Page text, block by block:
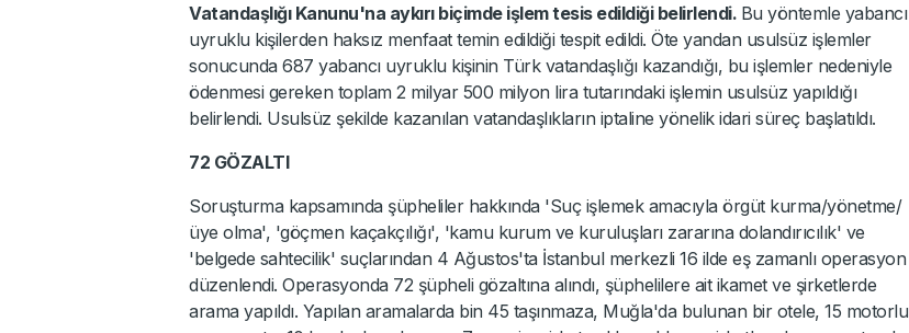
Vatandaşlığı Kanunu'na aykırı biçimde işlem tesis edildiği belirlendi. Bu yöntemle yabancı
uyruklu kişilerden haksız menfaat temin edildiği tespit edildi. Öte yandan usulsüz işlemler
sonucunda 687 yabancı uyruklu kişinin Türk vatandaşlığı kazandığı, bu işlemler nedeniyle
ödenmesi gereken toplam 2 milyar 500 milyon lira tutarındaki işlemin usulsüz yapıldığı
belirlendi. Usulsüz şekilde kazanılan vatandaşlıkların iptaline yönelik idari süreç başlatıldı.
72 GÖZALTI
Soruşturma kapsamında şüpheliler hakkında 'Suç işlemek amacıyla örgüt kurma/yönetme/
üye olma', 'göçmen kaçakçılığı', 'kamu kurum ve kuruluşları zararına dolandırıcılık' ve
'belgede sahtecilik' suçlarından 4 Ağustos'ta İstanbul merkezli 16 ilde eş zamanlı operasyon
düzenlendi. Operasyonda 72 şüpheli gözaltına alındı, şüphelilere ait ikamet ve şirketlerde
arama yapıldı. Yapılan aramalarda bin 45 taşınmaza, Muğla'da bulunan bir otele, 15 motorlu